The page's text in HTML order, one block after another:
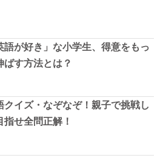
語が好き」な小学生、得意をもっ
ばす方法とは？
クイズ・なぞなぞ！親子で挑戦し
指せ全問正解！